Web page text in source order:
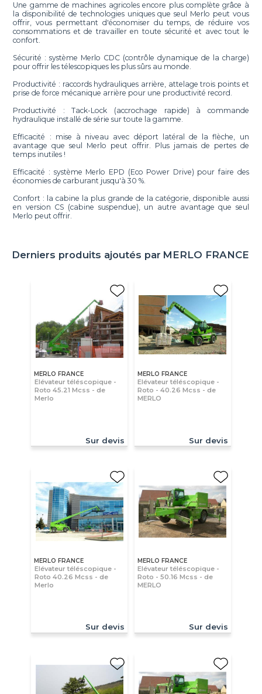
Une gamme de machines agricoles encore plus complète grâce à
la disponibilité de technologies uniques que seul Merlo peut vous
offrir, vous permettant d'économiser du temps, de réduire vos
consommations et de travailler en toute sécurité et avec tout le
confort.
Sécurité : système Merlo CDC (contrôle dynamique de la charge)
pour offrir les télescopiques les plus sûrs au monde.
Productivité : raccords hydrauliques arrière, attelage trois points et
prise de force mécanique arrière pour une productivité record.
Productivité : Tack-Lock (accrochage rapide) à commande
hydraulique installé de série sur toute la gamme.
Efficacité : mise à niveau avec déport latéral de la flèche, un
avantage que seul Merlo peut offrir. Plus jamais de pertes de
temps inutiles !
Efficacité : système Merlo EPD (Eco Power Drive) pour faire des
économies de carburant jusqu'à 30 %.
Confort : la cabine la plus grande de la catégorie, disponible aussi
en version CS (cabine suspendue), un autre avantage que seul
Merlo peut offrir.
Derniers produits ajoutés par MERLO FRANCE
MERLO FRANCE
Elévateur téléscopique -
Roto 45.21 Mcss - de
Merlo
Sur devis
MERLO FRANCE
Elévateur téléscopique -
Roto - 40.26 Mcss - de
MERLO
Sur devis
MERLO FRANCE
Elévateur téléscopique -
Roto 40.26 Mcss - de
Merlo
Sur devis
MERLO FRANCE
Elévateur téléscopique -
Roto - 50.16 Mcss - de
MERLO
Sur devis